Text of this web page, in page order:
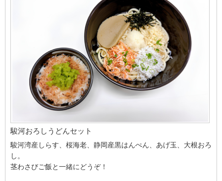
駿河おろしうどんセット
駿河湾産しらす、桜海老、静岡産黒はんぺん、あげ玉、大根おろ
し。
茎わさびご飯と一緒にどうぞ！